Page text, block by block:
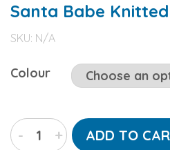
Santa Babe
SKU: N/A
Colour
Santa
Babe
- + ADD TO